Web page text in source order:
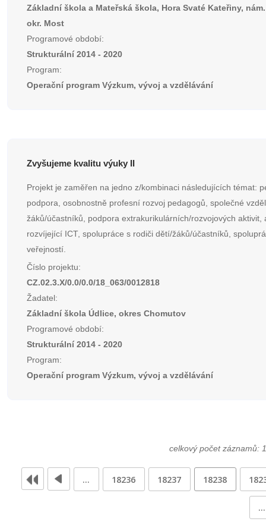
Základní škola a Mateřská škola, Hora Svaté Kateřiny,
okr. Most
Programové období:
Strukturální 2014 - 2020
Program:
Operační program Výzkum, vývoj a vzdělávání
Zvyšujeme kvalitu výuky II
Projekt je zaměřen na jedno z/kombinaci následujících témat:
podpora, osobnostně profesní rozvoj pedagogů, společné
žáků/účastníků, podpora extrakurikulárních/rozvojových aktivit,
rozvíjející ICT, spolupráce s rodiči dětí/žáků/účastníků,
veřejností.
Číslo projektu:
CZ.02.3.X/0.0/0.0/18_063/0012818
Žadatel:
Základní škola Údlice, okres Chomutov
Programové období:
Strukturální 2014 - 2020
Program:
Operační program Výzkum, vývoj a vzdělávání
celkový počet záznamů:
… 18236 18237 18238
…